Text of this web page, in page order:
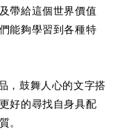
帶給這個世界價值
能夠學習到各種特
，鼓舞人心的文字搭
好的尋找自身具配
。